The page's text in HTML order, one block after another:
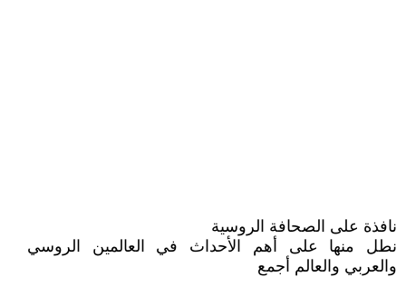
نافذة على الصحافة الروسية
نطل منها على أهم الأحداث في العالمين الروسي
والعربي والعالم أجمع